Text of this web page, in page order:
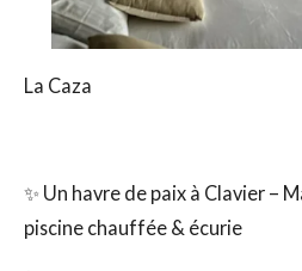
La Caza
✨ Un havre de paix à Clavier –
piscine chauffée & écurie